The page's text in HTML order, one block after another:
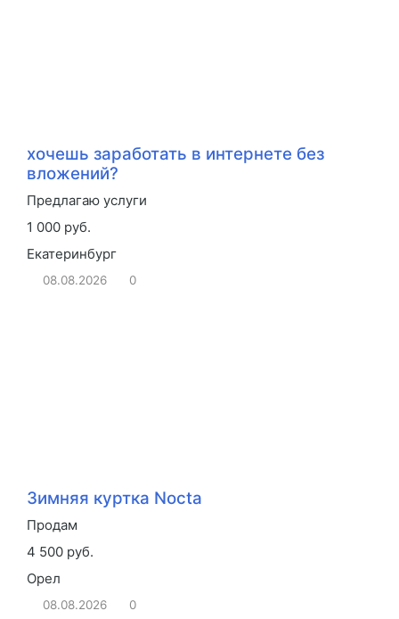
хочешь заработать в интернете без
вложений?
Предлагаю услуги
1 000 руб.
Екатеринбург
08.08.2026 0
Зимняя куртка Nocta
Продам
4 500 руб.
Орел
08.08.2026 0